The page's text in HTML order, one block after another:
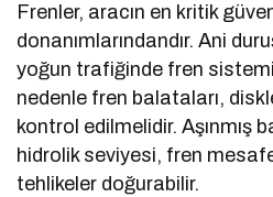
Frenler, aracın en kritik
donanımlarındandır. Ani
yoğun trafiğinde fren sistemi
nedenle fren balataları,
kontrol edilmelidir. Aşınmış
hidrolik seviyesi, fren
tehlikeler doğurabilir.